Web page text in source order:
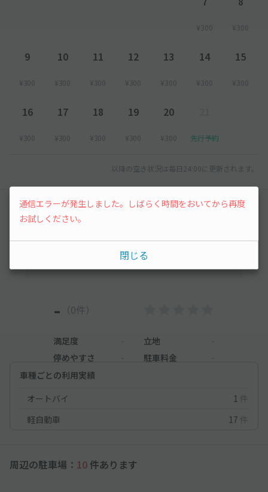
¥300 ¥300
9
¥300
10
¥300
11
¥300
12
¥300
13
¥300
14
¥300
15
¥300
16
¥300
17
¥300
18
¥300
19
¥300
20
¥300 先行予約
以降の空き状況は毎日24:00に更新されます。
レビュー
まだレビューがありません。他のユーザーの方の
ために、利用後にレビューを投稿してみましょ
- （0件）
満足度 立地
停めやすさ
駐車料金
車種ごとの利用実績
オートバイ
1 件
軽自動車
17 件
周辺の駐車場： 10 件あります
通信エラーが発生しました。しばらく時間をおいてから再度
お試しください。
閉じる